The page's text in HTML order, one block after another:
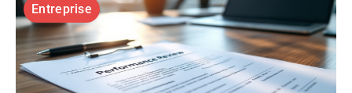
Entreprise